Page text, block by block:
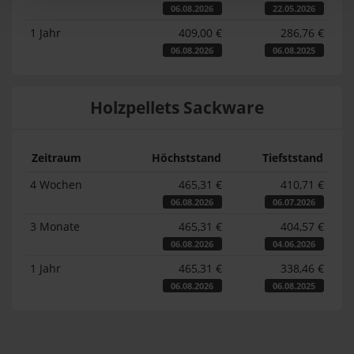
06.08.2026 22.05.2026
1 Jahr 409,00 €
06.08.2026
286,76 €
06.08.2025
Holzpellets Sackware
Zeitraum Höchststand
Tiefststand
4 Wochen
465,31 €
06.08.2026
410,71 €
06.07.2026
3 Monate 465,31 €
06.08.2026
404,57 €
04.06.2026
1 Jahr 465,31 €
06.08.2026
338,46 €
06.08.2025